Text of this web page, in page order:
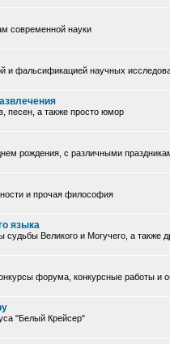
современной науки
и фальсификацией научных
песен, а также просто юмор
рождения, с различными
и прочая философия
языка
судьбы Великого и Могучего, а также
форума, конкурсные работы и
"Белый Крейсер"